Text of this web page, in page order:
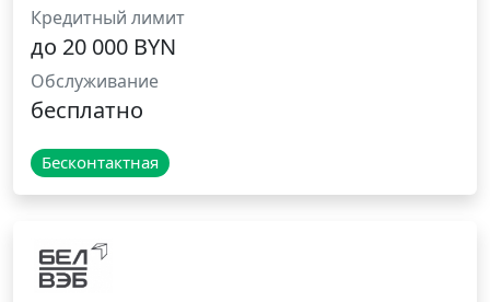
Кредитный лимит
до 20 000 BYN
Обслуживание
бесплатно
Бесконтактная